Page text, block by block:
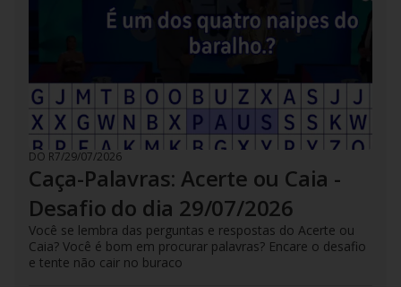
DO R7/29/07/2026
Caça-Palavras: Acerte ou Caia -
Desafio do dia 29/07/2026
Você se lembra das perguntas e respostas do Acerte ou
Caia? Você é bom em procurar palavras? Encare o desafio
e tente não cair no buraco